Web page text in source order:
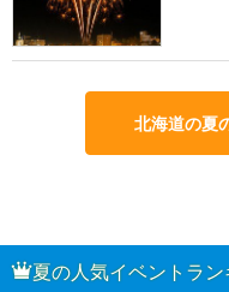
北海道の夏
夏の人気イベントラン